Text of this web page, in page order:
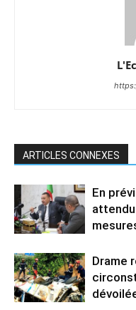
ARTICLES CONNEXES
En
Drame